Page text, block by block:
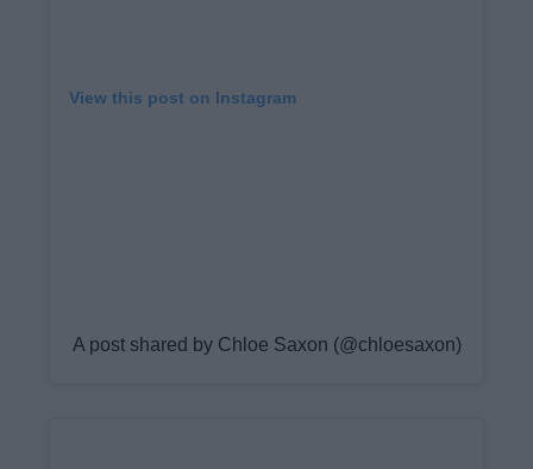
View this post on Instagram
A post shared by Chloe Saxon (@chloesaxon)